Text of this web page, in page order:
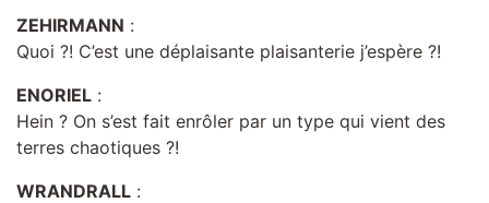
ZEHIRMANN :
Quoi ?! C’est une déplaisante plaisanterie j’espère ?!
ENORIEL :
Hein ? On s’est fait enrôler par un type qui vient des
terres chaotiques ?!
WRANDRALL :